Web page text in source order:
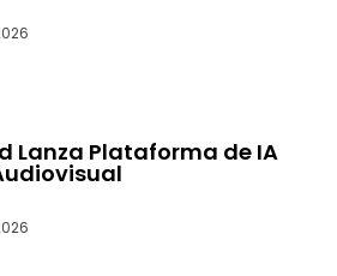
Lanza Plataforma de IA